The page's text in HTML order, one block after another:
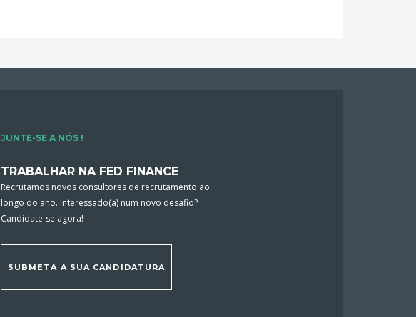
JUNTE-SE A NÓS !
TRABALHAR NA FED FINANCE
Recrutamos novos consultores de recrutamento ao
longo do ano. Interessado(a) num novo desafio?
Candidate-se agora!
SUBMETA A SUA CANDIDATURA